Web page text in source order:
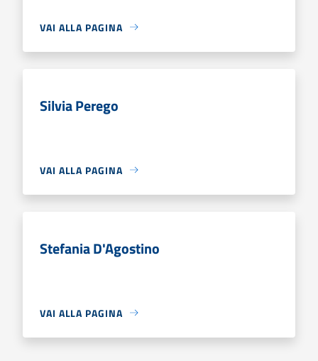
VAI ALLA PAGINA
Silvia Perego
VAI ALLA PAGINA
Stefania D'Agostino
VAI ALLA PAGINA